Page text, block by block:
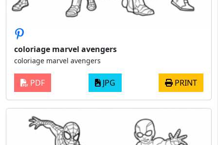
coloriage marvel avengers
coloriage marvel avengers
PDF JPG PRINT